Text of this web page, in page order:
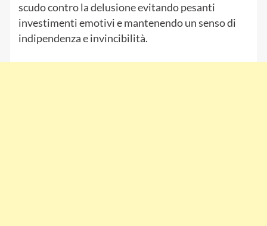
scudo contro la delusione evitando pesanti
investimenti emotivi e mantenendo un senso di
indipendenza e invincibilità.